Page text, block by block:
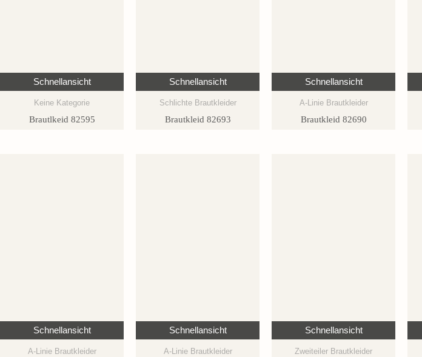
Schnellansicht
Keine Kategorie
Brautlkeid 82595
Schnellansicht
Schlichte Brautkleider
Brautkleid 82693
Schnellansicht
A-Linie Brautkleider
Brautkleid 82690
Schnellansicht
A-Linie Brautkleider
Schnellansicht
A-Linie Brautkleider
Schnellansicht
Zweiteiler Brautkleider